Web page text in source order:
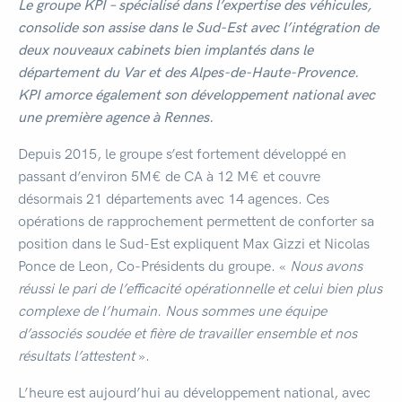
Le groupe KPI – spécialisé dans l’expertise des véhicules,
consolide son assise dans le Sud-Est avec l’intégration de
deux nouveaux cabinets bien implantés dans le
département du Var et des Alpes-de-Haute-Provence.
KPI amorce également son développement national avec
une première agence à Rennes.
Depuis 2015, le groupe s’est fortement développé en
passant d’environ 5M€ de CA à 12 M€ et couvre
désormais 21 départements avec 14 agences. Ces
opérations de rapprochement permettent de conforter sa
position dans le Sud-Est expliquent Max Gizzi et Nicolas
Ponce de Leon, Co-Présidents du groupe. « Nous avons
réussi le pari de l’efficacité opérationnelle et celui bien plus
complexe de l’humain. Nous sommes une équipe
d’associés soudée et fière de travailler ensemble et nos
résultats l’attestent».
L’heure est aujourd’hui au développement national, avec